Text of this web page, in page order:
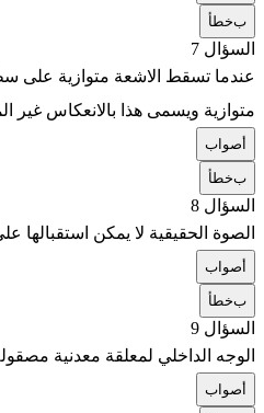
بخطأ
السؤال 7
عندما تسقط الاشعة متوازية على
متوازية ويسمى هذا بالانعكاس غير
صواب
بخطأ
السؤال 8
الصوة الحقيقية لا يمكن استقبالها
صواب
بخطأ
السؤال 9
الوجه الداخلي لمعلقة معدنية
صواب